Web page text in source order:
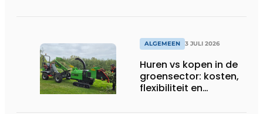
ALGEMEEN 3 JULI 2026
Huren vs kopen in de
groensector: kosten,
flexibiliteit en